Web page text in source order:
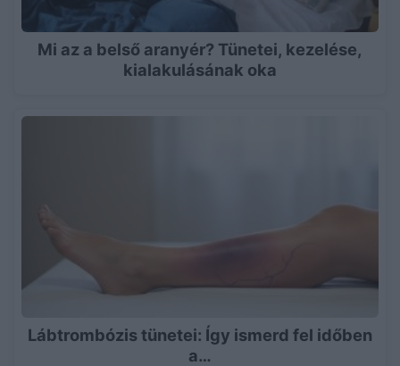
Mi az a belső aranyér? Tünetei, kezelése,
kialakulásának oka
Lábtrombózis tünetei: Így ismerd fel időben
a…